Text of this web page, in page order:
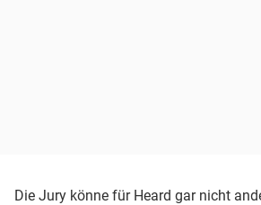
Die Jury könne für Heard gar nicht